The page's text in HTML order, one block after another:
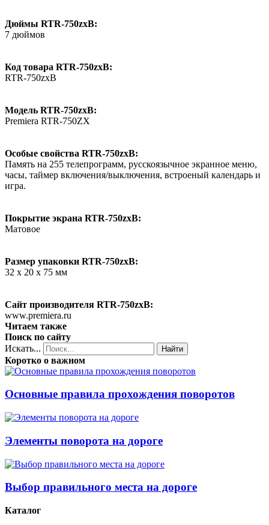
Дюймы RTR-750zxB:
7 дюймов
Код товара RTR-750zxB:
RTR-750zxB
Модель RTR-750zxB:
Premiera RTR-750ZX
Особые свойства RTR-750zxB:
Память на 255 телепрограмм, русскоязычное экранное меню,
часы, таймер включения/выключения, встроеный календарь и
игра.
Покрытие экрана RTR-750zxB:
Матовое
Размер упаковки RTR-750zxB:
32 х 20 х 75 мм
Сайт производителя RTR-750zxB:
www.premiera.ru
Читаем также
Поиск по сайту
Искать...
Найти
Коротко о важном
Основные правила прохождения поворотов
Элементы поворота на дороге
Выбор правильного места на дороге
Каталог